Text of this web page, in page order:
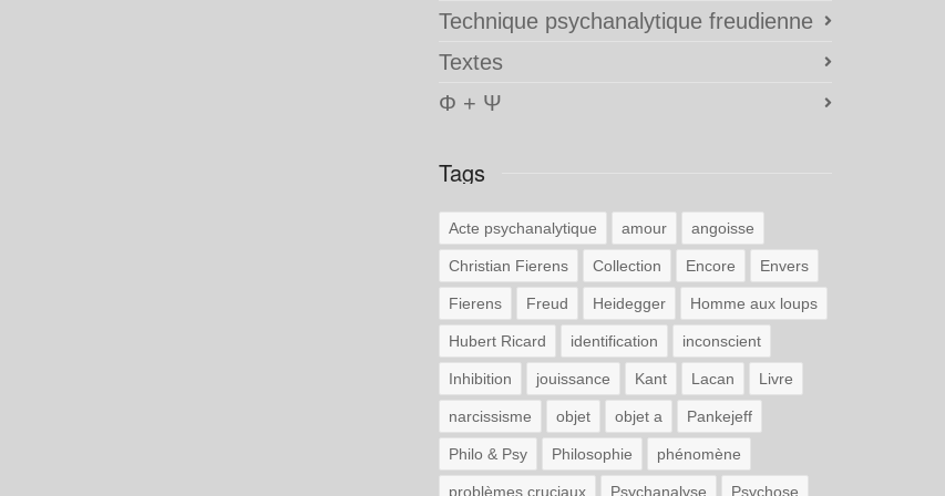
Technique psychanalytique freudienne
Textes
Φ + Ψ
Tags
Acte psychanalytique amour angoisse
Christian Fierens Collection Encore Envers
Fierens Freud Heidegger Homme aux loups
Hubert Ricard identification inconscient
Inhibition jouissance Kant Lacan Livre
narcissisme objet objet a Pankejeff
Philo & Psy Philosophie phénomène
problèmes cruciaux Psychanalyse Psychose